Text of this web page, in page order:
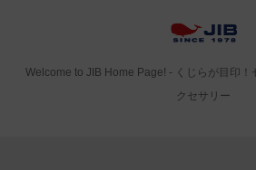
Welcome to JIB Home Page! ‐ くじらが目印
クセサリー